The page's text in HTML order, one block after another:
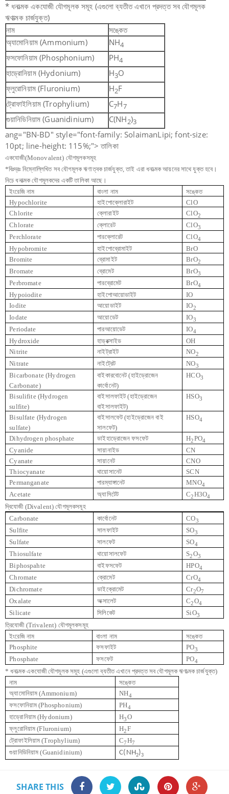
* ধনাত্মক একযোজী যৌগমূলক সমূহ (এগুলো ব্যতীত এখানে প্রদত্ত সব যৌগমূলক
ঋণাত্মক চার্জযুক্ত)
নাম
সঙ্কেত
অ্যামোনিয়াম (Ammonium)
NH4
ফসফোনিয়াম (Phosphonium) PH4
হাড্রোনিয়াম (Hydonium) H3O
ফ্লুরোনিয়াম (Fluronium)
H2F
ট্রোফাইলিয়াম (Trophylium)
C7H7
গুয়ানিডিনিয়াম (Guanidinium) C(NH2)3
ang="BN-BD" style="font-family: SolaimanLipi; font-size:
10pt; line-height: 115%;"> তালিকা
একযোজী(Monovalent) যৌগমূলকসমূহ
*বিঃদ্রঃ নিম্নোল্লিখিত সব যৌগমূলক ঋণাত্বক চার্জযুক্ত, তাই এরা ধনাত্মক আয়নের সাথে যুক্ত হবে।
নিচে ধনাত্মক যৌগমূলকদের একটি তালিকা আছে।
ইংরেজি নাম
বাংলা নাম
সঙ্কেত
Hypochlorite
হাইপোক্লোরাইট
ClO
Chlorite
ক্লোরাইট ClO2
Chlorate ক্লোরেট ClO3
Perchlorate পারক্লোরেট ClO4
Hypobromite হাইপোব্রোমাইট
BrO
Bromite
ব্রোমাইট BrO2
Bromate ব্রোমেট BrO3
Perbromate পারব্রোমেট BrO4
Hypoiodite হাইপোআয়োডাইট
IO
Iodite
আয়োডাইট IO2
Iodate আয়োডেট IO3
Periodate পারআয়োডেট IO4
Hydroxide হাড্রক্সাইড
OH
Nitrite
নাইট্রাইট NO2
Nitrate নাইট্রেট NO3
Bicarbonate (Hydrogen
Carbonate)
বাইকারবোনেট (হাইড্রোজেন
কার্বোনেট)
HCO3
Bisulifite (Hydrogen
sulfite)
বাইসালফাইট (হাইড্রোজেন
বাইসালফাইট)
HSO3
Bisulfate (Hydrogen
sulfate)
বাইসালফেট (হাইড্রোজেন বাই
সালফেট)
HSO4
Dihydrogen phosphate ডাইহাড্রোজেন ফসফেট H2PO4
Cyanide সায়ানাইড
CN
Cyanate
সায়ানেট
CNO
Thiocyanate
থায়োসানেট
SCN
Permanganate
পারম্যাঙ্গানেট MNO4
Acetate অ্যাসিটেট C2H3O4
দ্বিযোজী (Divalent) যৌগমূলকসমূহ
Carbonate
কার্বোনেট CO3
Sulfite সালফাইট SO3
Sulfate সালফেট SO4
Thiosulfate থায়োসালফেট S2O3
Biphospahte বাইফসফেট HPO4
Chromate ক্রোমেট CrO4
Dichromate ডাইক্রোমেট Cr2O7
Oxalate অক্সালেট C2O4
Silicate সিলিকেট SiO3
ত্রিযোজী (Trivalent) যৌগমূলকসমূহ
ইংরেজি নাম
বাংলা নাম
সঙ্কেত
Phosphite
ফসফাইট PO3
Phosphate ফসফেট PO4
* ধনাত্মক একযোজী যৌগমূলক সমূহ (এগুলো ব্যতীত এখানে প্রদত্ত সব যৌগমূলক ঋণাত্মক চার্জযুক্ত)
নাম
সঙ্কেত
অ্যামোনিয়াম(Ammonium) NH4
ফসফোনিয়াম (Phosphonium) PH4
হাড্রোনিয়াম(Hydonium) H3O
ফ্লুরোনিয়াম (Fluronium) H2F
ট্রোফাইলিয়াম(Trophylium) C7H7
গুয়ানিডিনিয়াম(Guanidinium) C(NH2)3
SHARE THIS